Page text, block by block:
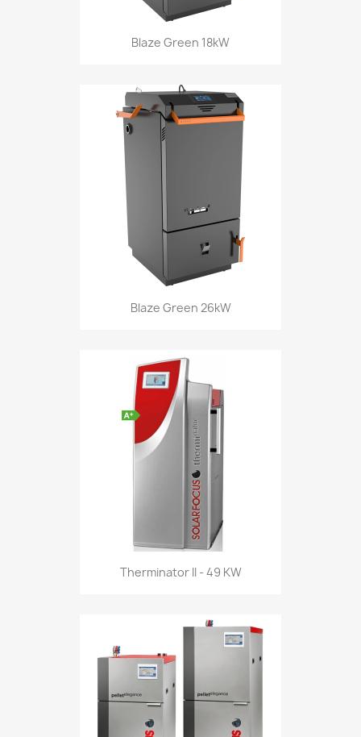
Blaze Green 18kW
Blaze Green 26kW
Therminator II - 49 KW